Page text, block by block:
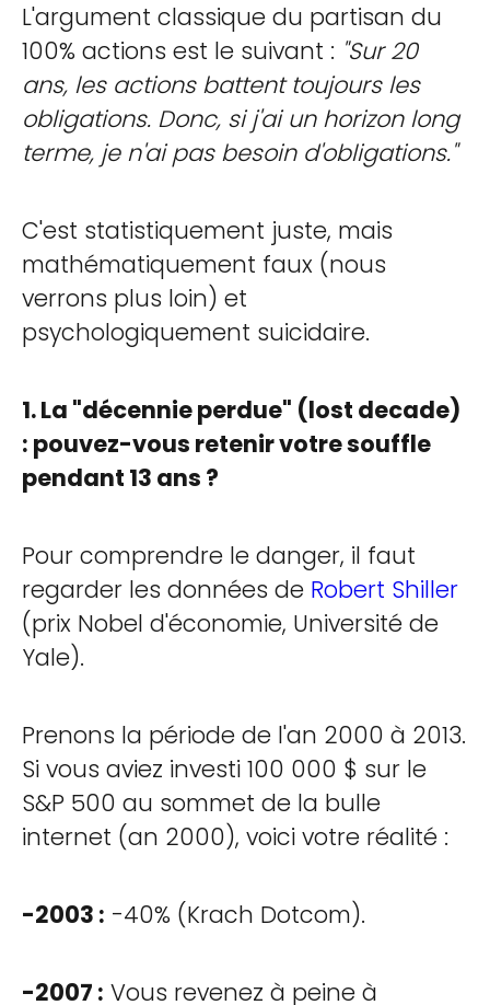
L'argument classique du partisan du
100% actions est le suivant : "Sur 20
ans, les actions battent toujours les
obligations. Donc, si j'ai un horizon long
terme, je n'ai pas besoin d'obligations."
C'est statistiquement juste, mais
mathématiquement faux (nous
verrons plus loin) et
psychologiquement suicidaire.
1. La "décennie perdue" (lost decade)
: pouvez-vous retenir votre souffle
pendant 13 ans ?
Pour comprendre le danger, il faut
regarder les données de Robert Shiller
(prix Nobel d'économie, Université de
Yale).
Prenons la période de l'an 2000 à 2013.
Si vous aviez investi 100 000 $ sur le
S&P 500 au sommet de la bulle
internet (an 2000), voici votre réalité :
-2003 : -40% (Krach Dotcom).
-2007 : Vous revenez à peine à